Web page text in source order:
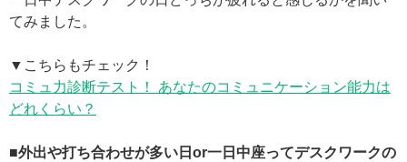
てみました。
▼こちらもチェック！
コミュ力診断テスト！ あなたのコミュニケーション能力は
どれくらい？
■外出や打ち合わせが多い日or一日中座ってデスクワークの